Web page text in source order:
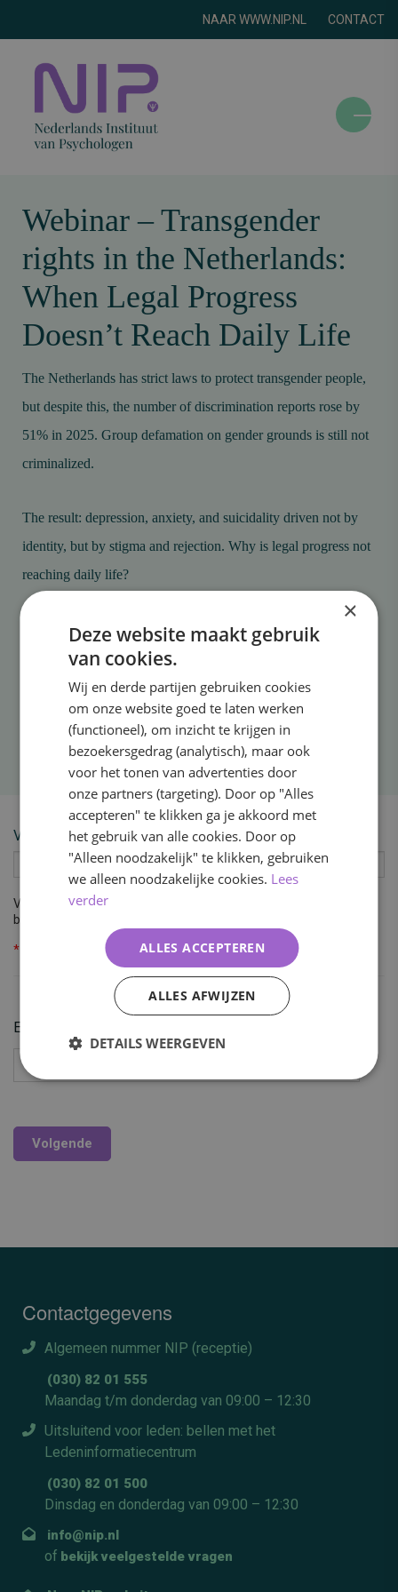
NAAR WWW.NIP.NL CONTACT
c
h
k
n
Webinar – Transgender
rights in the Netherlands:
When Legal Progress
Doesn’t Reach Daily Life
The Netherlands has strict laws to protect transgender people,
but despite this, the number of discrimination reports rose by
51% in 2025. Group defamation on gender grounds is still not
criminalized.
The result: depression, anxiety, and suicidality driven not by
identity, but by stigma and rejection. Why is legal progress not
reaching daily life?
5 oktober 2026
18:00 - 19:15
Voortgang
Vul hieronder je gegevens in. Wij controleren dan of je bij ons
bekend bent.
* = verplicht veld
E-mailadres
Contactgegevens
Algemeen nummer NIP (receptie)
(030) 82 01 555
Maandag t/m donderdag van 09:00 – 12:30
Uitsluitend voor leden: bellen met het
Ledeninformatiecentrum
(030) 82 01 500
Dinsdag en donderdag van 09:00 – 12:30
info@nip.nl
of bekijk veelgestelde vragen
×
Deze website maakt gebruik
van cookies.
Wij en derde partijen gebruiken cookies
om onze website goed te laten werken
(functioneel), om inzicht te krijgen in
bezoekersgedrag (analytisch), maar ook
voor het tonen van advertenties door
onze partners (targeting). Door op "Alles
accepteren" te klikken ga je akkoord met
het gebruik van alle cookies. Door op
"Alleen noodzakelijk" te klikken, gebruiken
we alleen noodzakelijke cookies. Lees
verder
ALLES ACCEPTEREN
ALLES AFWIJZEN
DETAILS WEERGEVEN